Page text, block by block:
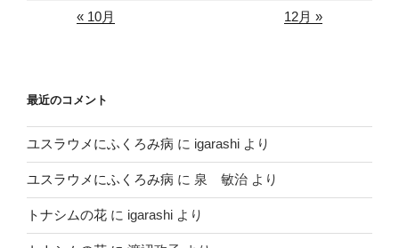
« 10月 12月 »
最近のコメント
ユスラウメにふくろみ病 に igarashi より
ユスラウメにふくろみ病 に 泉 敏治 より
トナシムの花 に igarashi より